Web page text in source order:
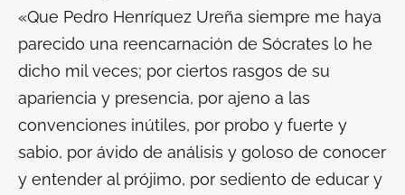
«Que Pedro Henríquez Ureña siempre me haya
parecido una reencarnación de Sócrates lo he
dicho mil veces; por ciertos rasgos de su
apariencia y presencia, por ajeno a las
convenciones inútiles, por probo y fuerte y
sabio, por ávido de análisis y goloso de conocer
y entender al prójimo, por sediento de educar y